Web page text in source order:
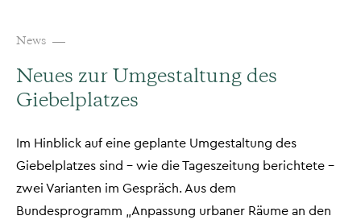
News
Neues zur Umgestaltung des
Giebelplatzes
Im Hinblick auf eine geplante Umgestaltung des
Giebelplatzes sind – wie die Tageszeitung berichtete –
zwei Varianten im Gespräch. Aus dem
Bundesprogramm „Anpassung urbaner Räume an den